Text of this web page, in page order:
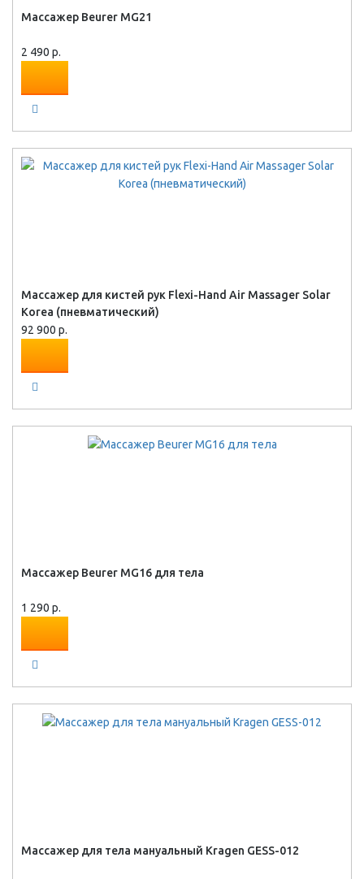
Массажер Beurer MG21
2 490 р.
Массажер для кистей рук Flexi-Hand Air Massager Solar
Korea (пневматический)
92 900 р.
Массажер Beurer MG16 для тела
1 290 р.
Массажер для тела мануальный Kragen GESS-012